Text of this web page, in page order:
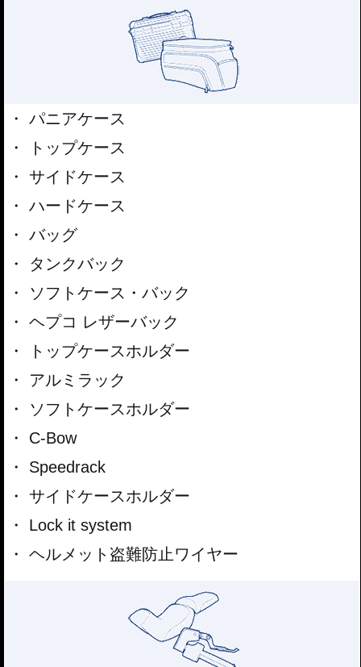
パニアケース
トップケース
サイドケース
ハードケース
バッグ
タンクバック
ソフトケース・バック
ヘプコ レザーバック
トップケースホルダー
アルミラック
ソフトケースホルダー
C-Bow
Speedrack
サイドケースホルダー
Lock it system
ヘルメット盗難防止ワイヤー